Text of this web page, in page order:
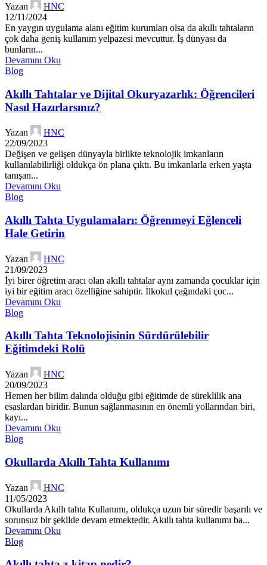
Yazan
HNC
12/11/2024
En yaygın uygulama alanı eğitim kurumları olsa da akıllı tahtaların
çok daha geniş kullanım yelpazesi mevcuttur. İş dünyası da
bunların...
Devamını Oku
Blog
Akıllı Tahtalar ve Dijital Okuryazarlık: Öğrencileri
Nasıl Hazırlarsınız?
Yazan
HNC
22/09/2023
Değişen ve gelişen dünyayla birlikte teknolojik imkanların
kullanılabilirliği oldukça ön plana çıktı. Bu imkanlarla erken yaşta
tanışan...
Devamını Oku
Blog
Akıllı Tahta Uygulamaları: Öğrenmeyi Eğlenceli
Hale Getirin
Yazan
HNC
21/09/2023
İyi birer öğretim aracı olan akıllı tahtalar aynı zamanda çocuklar için
iyi bir eğitim aracı özelliğine sahiptir. İlkokul çağındaki çoc...
Devamını Oku
Blog
Akıllı Tahta Teknolojisinin Sürdürülebilir
Eğitimdeki Rolü
Yazan
HNC
20/09/2023
Hemen her bilim dalında olduğu gibi eğitimde de süreklilik ana
esaslardan biridir. Bunun sağlanmasının en önemli yollarından biri,
kayı...
Devamını Oku
Blog
Okullarda Akıllı Tahta Kullanımı
Yazan
HNC
11/05/2023
Okullarda Akıllı tahta Kullanımı, oldukça uzun bir süredir başarılı ve
sorunsuz bir şekilde devam etmektedir. Akıllı tahta kullanımı ba...
Devamını Oku
Blog